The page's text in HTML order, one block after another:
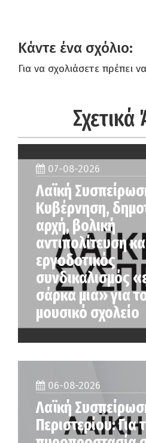
Κάντε ένα σχόλιο:
Για να σχολιάσετε πρέπει να
07-08-2026
Λαϊκή
Κυβέρνηση,
αρχή, βολική
αντιπολίτευση
εργοδοτικός
συνδικαλισμός
σάρκα μια» για
μουσικό σχολείο
06-08-2026
Λαϊκή
Περιστερίου: Για